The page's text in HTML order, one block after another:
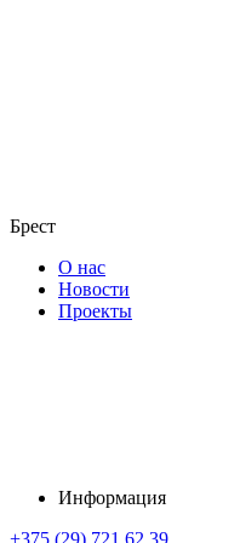
Брест
О нас
Новости
Проекты
Информация
+375 (29) 721 62 39